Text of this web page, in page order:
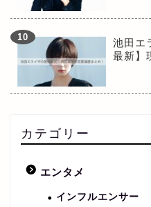
池田エ
最新】
カテゴリー
エンタメ
インフルエンサー